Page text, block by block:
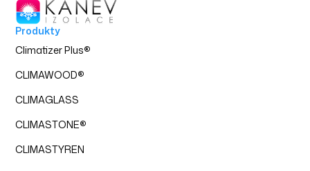
Produkty
Climatizer Plus®
CLIMAWOOD®
CLIMAGLASS
CLIMASTONE®
CLIMASTYREN